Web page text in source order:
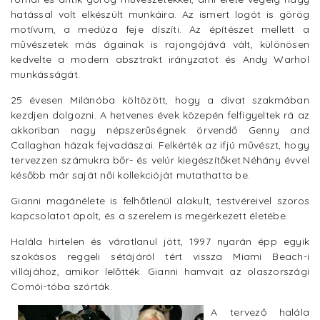
hatással volt elkészült munkáira. Az ismert logót is görög
motívum, a medúza feje díszíti. Az építészet mellett a
művészetek más ágainak is rajongójává vált, különösen
kedvelte a modern absztrakt irányzatot és Andy Warhol
munkásságát.
25 évesen Milánóba költözött, hogy a divat szakmában
kezdjen dolgozni. A hetvenes évek közepén felfigyeltek rá az
akkoriban nagy népszerűségnek örvendő Genny and
Callaghan házak fejvadászai. Felkérték az ifjú művészt, hogy
tervezzen számukra bőr- és velúr kiegészítőket.Néhány évvel
később már saját női kollekcióját mutathatta be.
Gianni magánélete is felhőtlenül alakult, testvéreivel szoros
kapcsolatot ápolt, és a szerelem is megérkezett életébe.
Halála hirtelen és váratlanul jött, 1997 nyarán épp egyik
szokásos reggeli sétájáról tért vissza Miami Beach-i
villájához, amikor lelőtték. Gianni hamvait az olaszországi
Comói-tóba szórták.
A tervező halála